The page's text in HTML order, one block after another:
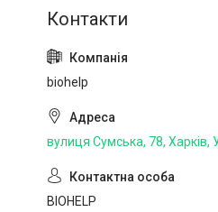
biohelp
вулиця Сумська, 78, Харків,
BIOHELP